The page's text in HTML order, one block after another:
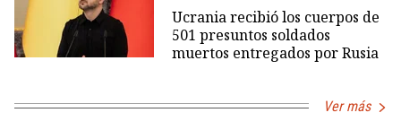
Ucrania recibió los cuerpos de
501 presuntos soldados
muertos entregados por Rusia
Ver más